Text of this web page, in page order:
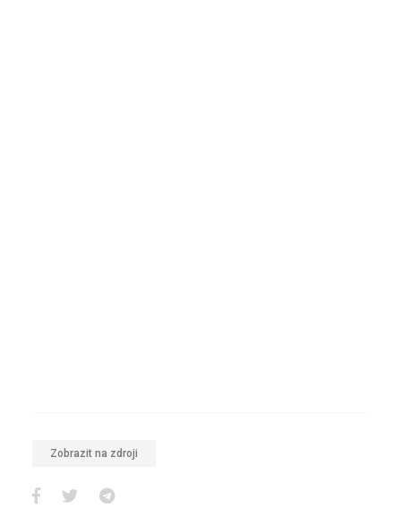
Zobrazit na zdroji